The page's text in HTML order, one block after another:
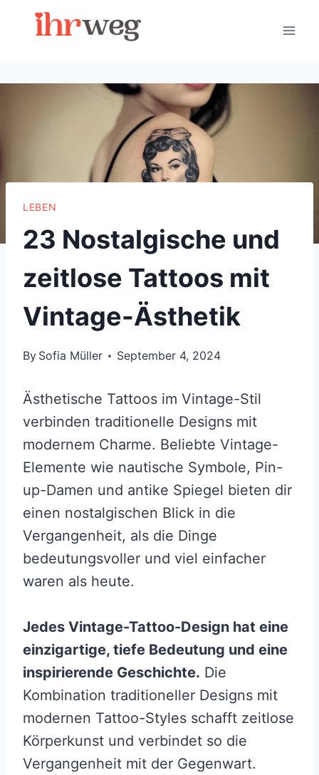
LEBEN
23 Nostalgische und
zeitlose Tattoos mit
Vintage-Ästhetik
By Sofia Müller September 4, 2024
Ästhetische Tattoos im Vintage-Stil
verbinden traditionelle Designs mit
modernem Charme. Beliebte Vintage-
Elemente wie nautische Symbole, Pin-
up-Damen und antike Spiegel bieten dir
einen nostalgischen Blick in die
Vergangenheit, als die Dinge
bedeutungsvoller und viel einfacher
waren als heute.
Jedes Vintage-Tattoo-Design hat eine
einzigartige, tiefe Bedeutung und eine
inspirierende Geschichte. Die
Kombination traditioneller Designs mit
modernen Tattoo-Styles schafft zeitlose
Körperkunst und verbindet so die
Vergangenheit mit der Gegenwart.